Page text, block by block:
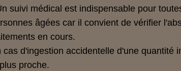
suivi médical est indispensable pour
âgées car il convient de vérifier
en cours.
cas d'ingestion accidentelle d'une quantité
proche.